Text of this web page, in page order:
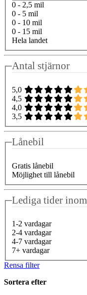
0 - 2,5 mil
0 - 5 mil
0 - 10 mil
0 - 15 mil
Hela landet
Antal stjärnor
5,0
4,5
4,0
3,5
Lånebil
Gratis lånebil
Möjlighet till lånebil
Lediga tider inom
1-2 vardagar
2-4 vardagar
4-7 vardagar
7+ vardagar
Rensa filter
Sortera efter